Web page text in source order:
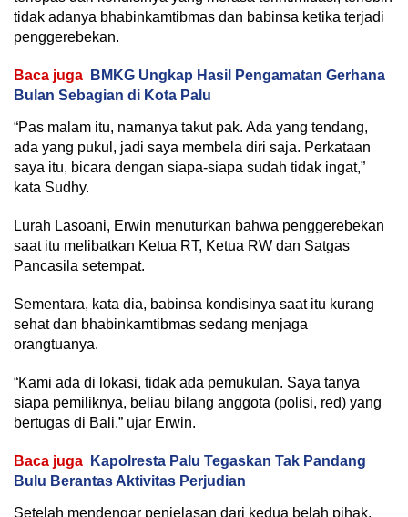
tidak adanya bhabinkamtibmas dan babinsa ketika terjadi
penggerebekan.
Baca juga
BMKG Ungkap Hasil Pengamatan Gerhana
Bulan Sebagian di Kota Palu
“Pas malam itu, namanya takut pak. Ada yang tendang,
ada yang pukul, jadi saya membela diri saja. Perkataan
saya itu, bicara dengan siapa-siapa sudah tidak ingat,”
kata Sudhy.
Lurah Lasoani, Erwin menuturkan bahwa penggerebekan
saat itu melibatkan Ketua RT, Ketua RW dan Satgas
Pancasila setempat.
Sementara, kata dia, babinsa kondisinya saat itu kurang
sehat dan bhabinkamtibmas sedang menjaga
orangtuanya.
“Kami ada di lokasi, tidak ada pemukulan. Saya tanya
siapa pemiliknya, beliau bilang anggota (polisi, red) yang
bertugas di Bali,” ujar Erwin.
Baca juga
Kapolresta Palu Tegaskan Tak Pandang
Bulu Berantas Aktivitas Perjudian
Setelah mendengar penjelasan dari kedua belah pihak,